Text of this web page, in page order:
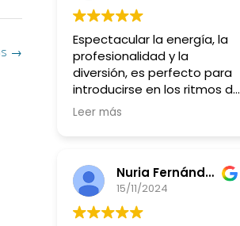
→
Espectacular la energía, la
profesionalidad y la
diversión, es perfecto para
introducirse en los ritmos de
batucada y querer más y
Leer más
Nuria Fernández Giacometti
15/11/2024